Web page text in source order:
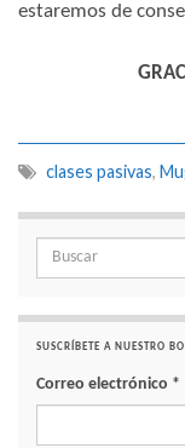
estaremos de
clases pasivas,
Search for:
SUSCRÍBETE A NUESTRO
Correo electrónico *